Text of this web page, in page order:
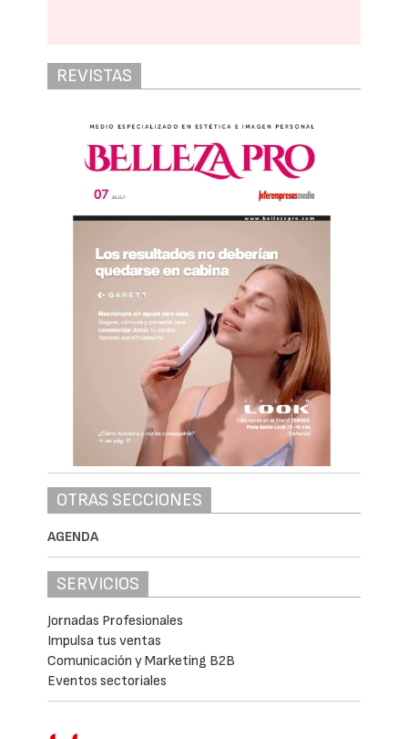
REVISTAS
OTRAS SECCIONES
AGENDA
SERVICIOS
Jornadas Profesionales
Impulsa tus ventas
Comunicación y Marketing B2B
Eventos sectoriales